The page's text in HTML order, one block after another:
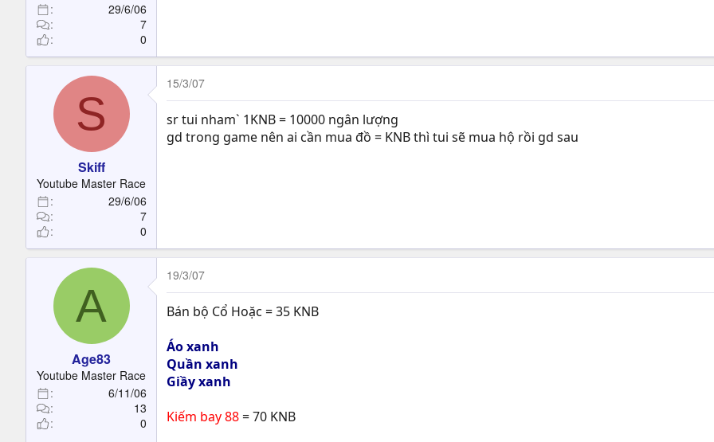
29/6/06
7
0
S
Skiff
Youtube Master Race
29/6/06
7
0
15/3/07
sr tui nham` 1KNB = 10000 ngân lượng
gd trong game nên ai cần mua đồ = KNB thì tui sẽ mua hộ rồi gd sau
A
Age83
Youtube Master Race
6/11/06
13
0
19/3/07
Bán bộ Cổ Hoặc = 35 KNB
Áo xanh
Quần xanh
Giầy xanh
Kiếm bay 88= 70 KNB